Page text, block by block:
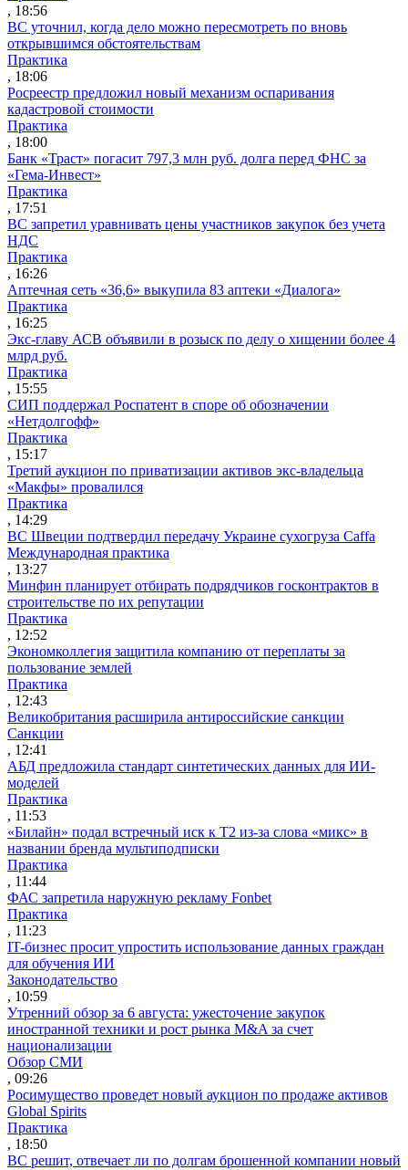
, 18:56
ВС уточнил, когда дело можно пересмотреть по вновь
открывшимся обстоятельствам
Практика
, 18:06
Росреестр предложил новый механизм оспаривания
кадастровой стоимости
Практика
, 18:00
Банк «Траст» погасит 797,3 млн руб. долга перед ФНС за
«Гема-Инвест»
Практика
, 17:51
ВС запретил уравнивать цены участников закупок без учета
НДС
Практика
, 16:26
Аптечная сеть «36,6» выкупила 83 аптеки «Диалога»
Практика
, 16:25
Экс-главу АСВ объявили в розыск по делу о хищении более 4
млрд руб.
Практика
, 15:55
СИП поддержал Роспатент в споре об обозначении
«Нетдолгофф»
Практика
, 15:17
Третий аукцион по приватизации активов экс-владельца
«Макфы» провалился
Практика
, 14:29
ВС Швеции подтвердил передачу Украине сухогруза Caffa
Международная практика
, 13:27
Минфин планирует отбирать подрядчиков госконтрактов в
строительстве по их репутации
Практика
, 12:52
Экономколлегия защитила компанию от переплаты за
пользование землей
Практика
, 12:43
Великобритания расширила антироссийские санкции
Санкции
, 12:41
АБД предложила стандарт синтетических данных для ИИ-
моделей
Практика
, 11:53
«Билайн» подал встречный иск к Т2 из-за слова «микс» в
названии бренда мультиподписки
Практика
, 11:44
ФАС запретила наружную рекламу Fonbet
Практика
, 11:23
IT-бизнес просит упростить использование данных граждан
для обучения ИИ
Законодательство
, 10:59
Утренний обзор за 6 августа: ужесточение закупок
иностранной техники и рост рынка M&A за счет
национализации
Обзор СМИ
, 09:26
Росимущество проведет новый аукцион по продаже активов
Global Spirits
Практика
, 18:50
ВС решит, отвечает ли по долгам брошенной компании новый